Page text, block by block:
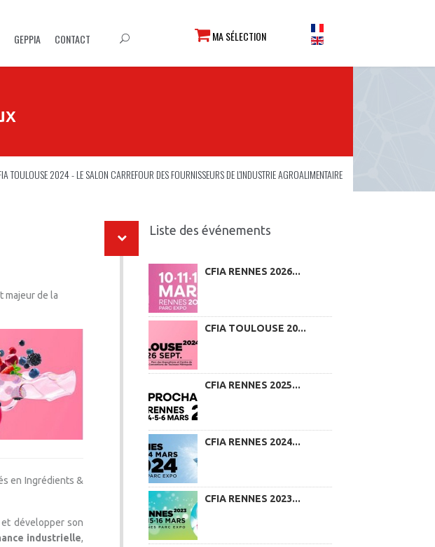
GEPPIA CONTACT MA SÉLECTION
TOULOUSE 2024 - LE SALON CARREFOUR DES FOURNISSEURS DE L'INDUSTRIE AGROALIMENTAIRE
majeur de la
en Ingrédients &
développer son
industrielle,
Liste des événements
CFIA RENNES 2026...
CFIA TOULOUSE 20...
CFIA RENNES 2025...
CFIA RENNES 2024...
CFIA RENNES 2023...